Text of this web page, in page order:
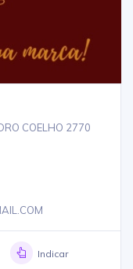
COELHO 2770
Indicar